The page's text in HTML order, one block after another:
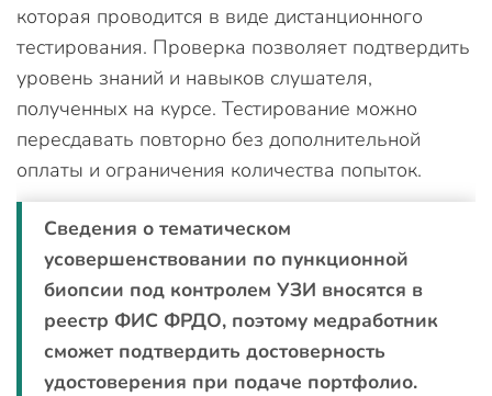
которая проводится в виде дистанционного
тестирования. Проверка позволяет подтвердить
уровень знаний и навыков слушателя,
полученных на курсе. Тестирование можно
пересдавать повторно без дополнительной
оплаты и ограничения количества попыток.
Сведения о тематическом
усовершенствовании по пункционной
биопсии под контролем УЗИ вносятся в
реестр ФИС ФРДО, поэтому медработник
сможет подтвердить достоверность
удостоверения при подаче портфолио.